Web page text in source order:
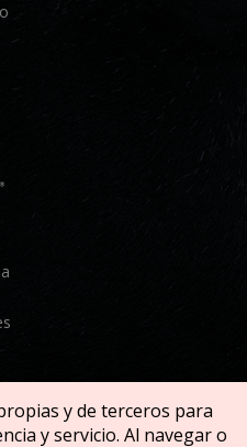
y de terceros para
y servicio. Al navegar o